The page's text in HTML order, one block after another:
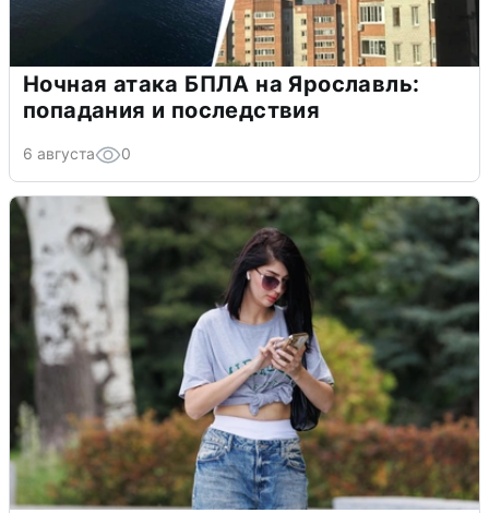
Ночная атака БПЛА на Ярославль:
попадания и последствия
6 августа 0